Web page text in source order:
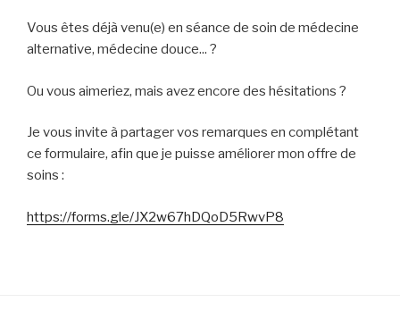
Vous êtes déjà venu(e) en séance de soin de médecine
alternative, médecine douce... ?
Ou vous aimeriez, mais avez encore des hésitations ?
Je vous invite à partager vos remarques en complétant
ce formulaire, afin que je puisse améliorer mon offre de
soins :
https://forms.gle/JX2w67hDQoD5RwvP8